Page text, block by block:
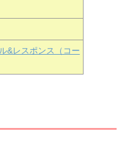
&レスポンス（コー